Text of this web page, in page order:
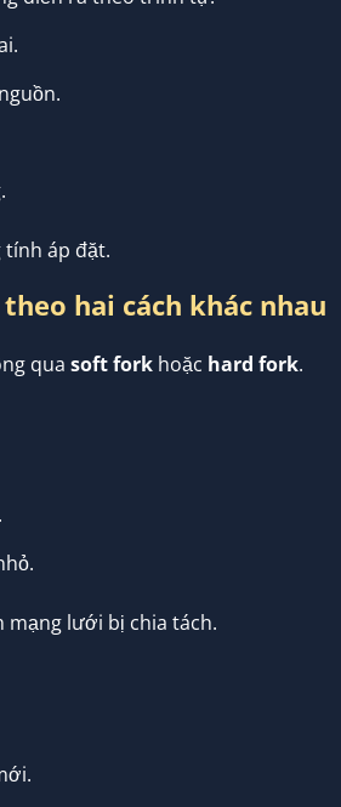
áp đặt.
hai cách khác nhau
qua soft fork hoặc hard fork.
mạng lưới bị chia tách.